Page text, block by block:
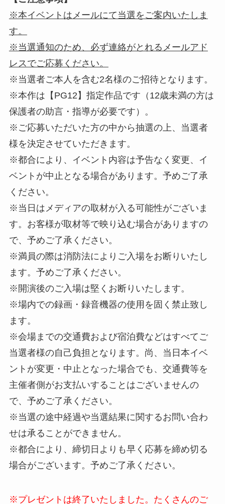
※本イベントはメールにて当選をご案内いたしま
す。
※当選通知のため、必ず連絡がとれるメールアド
レスでご応募ください。
※当選者ご本人を含む2名様のご招待となります。
※本作は【PG12】指定作品です（12歳未満の方は
保護者の助言・指導が必要です）。
※ご応募いただいた方の中から抽選の上、当選者
様を決定させていただきます。
※都合により、イベント内容は予告なく変更、イ
ベントが中止となる場合があります。予めご了承
ください。
※当日はメディアの取材が入る可能性がございま
す。お客様が取材等で映り込む場合がありますの
で、予めご了承ください。
※満員の際は消防法によりご入場をお断りいたし
ます。予めご了承ください。
※開演後のご入場は堅くお断りいたします。
※場内での録画・録音機器の使用を固く禁止致し
ます。
※会場までの交通費および宿泊費などはすべてご
当選者様の自己負担となります。尚、当日本イベ
ントが変更・中止となった場合でも、交通費等を
主催者側がお支払いすることはございませんの
で、予めご了承ください。
※当選の途中経過や当選結果に関するお問い合わ
せは承ることができません。
※都合により、締切日よりも早く応募を締め切る
場合がございます。予めご了承ください。
※プレゼントは終了いたしました。たくさんのご